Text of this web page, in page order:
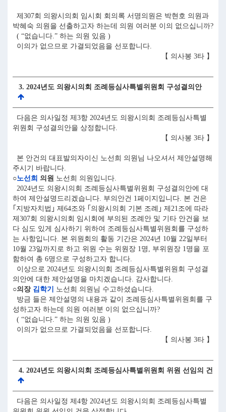
제307회 의왕시의회 임시회 회의록 서명의원은 박현호 의원과
박혜숙 의원을 선출하고자 하는데 의원 여러분 이의 없으십니까?
( “없습니다.” 하는 의원 있음 )
이의가 없으므로 가결되었음을 선포합니다.
【 의사봉 3타 】
3. 2024년도 의왕시의회 조례등심사특별위원회 구성결의안
다음은 의사일정 제3항 2024년도 의왕시의회 조례등심사특별
위원회 구성결의안을 상정합니다.
【 의사봉 3타 】
본 안건의 대표발의자이신 노선희 의원님 나오셔서 제안설명해
주시기 바랍니다.
○노선희 의원 노선희 의원입니다.
2024년도 의왕시의회 조례등심사특별위원회 구성결의안에 대
하여 제안설명드리겠습니다. 부의안건 1페이지입니다. 본 건은
｢지방자치법｣ 제64조와 ｢의왕시의회 기본 조례｣ 제21조에 따라
제307회 의왕시의회 임시회에 부의된 조례안 및 기타 안건을 보
다 심도 있게 심사하기 위하여 조례등심사특별위원회를 구성하
는 사항입니다. 본 위원회의 활동 기간은 2024년 10월 22일부터
10월 23일까지로 하고 위원 수는 위원장 1명, 부위원장 1명을 포
함하여 총 6명으로 구성하고자 합니다.
이상으로 2024년도 의왕시의회 조례등심사특별위원회 구성결
의안에 대한 제안설명을 마치겠습니다. 감사합니다.
○의장 김학기
노선희 의원님 수고하셨습니다.
방금 들은 제안설명의 내용과 같이 조례등심사특별위원회를 구
성하고자 하는데 의원 여러분 이의 없으십니까?
( “없습니다.” 하는 의원 있음 )
이의가 없으므로 가결되었음을 선포합니다.
【 의사봉 3타 】
4. 2024년도 의왕시의회 조례등심사특별위원회 위원 선임의 건
다음은 의사일정 제4항 2024년도 의왕시의회 조례등심사특별